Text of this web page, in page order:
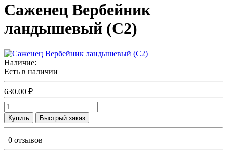
Саженец Вербейник
ландышевый (С2)
Наличие:
Есть в наличии
630.00 ₽
Купить Быстрый заказ
0 отзывов